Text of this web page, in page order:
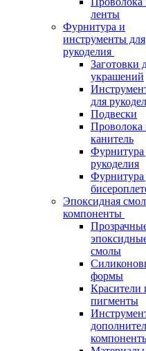
ленты
Фурнитура и
инструменты для
рукоделия
Заготовки
украшений
для
Подвески
Проволока
канитель
Фурнитура
рукоделия
Фурнитура
Эпоксидная
компоненты
смолы
формы
Красители
пигменты